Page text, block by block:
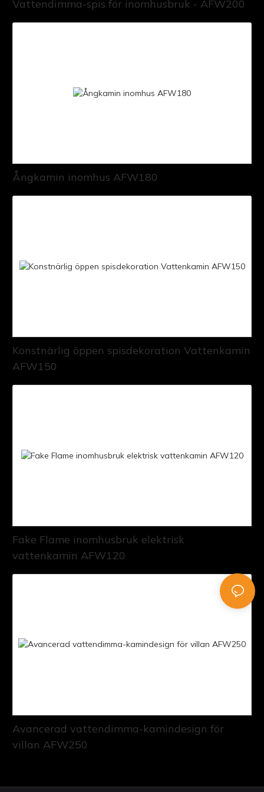
Vattendimma-spis för inomhusbruk - AFW200
Ångkamin inomhus AFW180
Konstnärlig öppen spisdekoration Vattenkamin
AFW150
Fake Flame inomhusbruk elektrisk
vattenkamin AFW120
Avancerad vattendimma-kamindesign för
villan AFW250